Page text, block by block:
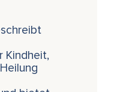
Kindheit,